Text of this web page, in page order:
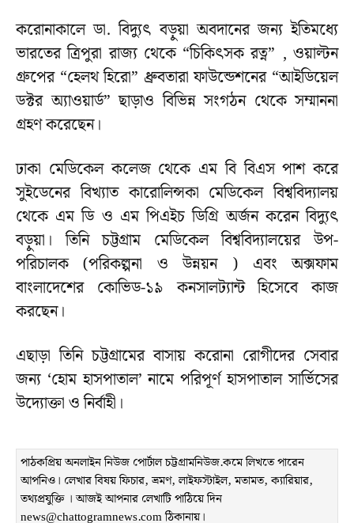
করোনাকালে ডা. বিদ্যুৎ বড়ুয়া অবদানের জন্য ইতিমধ্যে
ভারতের ত্রিপুরা রাজ্য থেকে “চিকিৎসক রত্ন” , ওয়াল্টন
গ্রুপের “হেলথ হিরো” ধ্রুবতারা ফাউন্ডেশনের “আইডিয়েল
ডক্টর অ্যাওয়ার্ড” ছাড়াও বিভিন্ন সংগঠন থেকে সম্মাননা
গ্রহণ করেছেন।
ঢাকা মেডিকেল কলেজ থেকে এম বি বিএস পাশ করে
সুইডেনের বিখ্যাত কারোলিন্সকা মেডিকেল বিশ্ববিদ্যালয়
থেকে এম ডি ও এম পিএইচ ডিগ্রি অর্জন করেন বিদ্যুৎ
বড়ুয়া। তিনি চট্টগ্রাম মেডিকেল বিশ্ববিদ্যালয়ের উপ-
পরিচালক (পরিকল্পনা ও উন্নয়ন ) এবং অক্সফাম
বাংলাদেশের কোভিড-১৯ কনসালট্যান্ট হিসেবে কাজ
করছেন।
এছাড়া তিনি চট্টগ্রামের বাসায় করোনা রোগীদের সেবার
জন্য ‘হোম হাসপাতাল’ নামে পরিপূর্ণ হাসপাতাল সার্ভিসের
উদ্যোক্তা ও নির্বাহী।
পাঠকপ্রিয় অনলাইন নিউজ পোর্টাল চট্টগ্রামনিউজ.কমে লিখতে পারেন
আপনিও। লেখার বিষয় ফিচার, ভ্রমণ, লাইফস্টাইল, মতামত, ক্যারিয়ার,
তথ্যপ্রযুক্তি । আজই আপনার লেখাটি পাঠিয়ে দিন
news@chattogramnews.com ঠিকানায়।